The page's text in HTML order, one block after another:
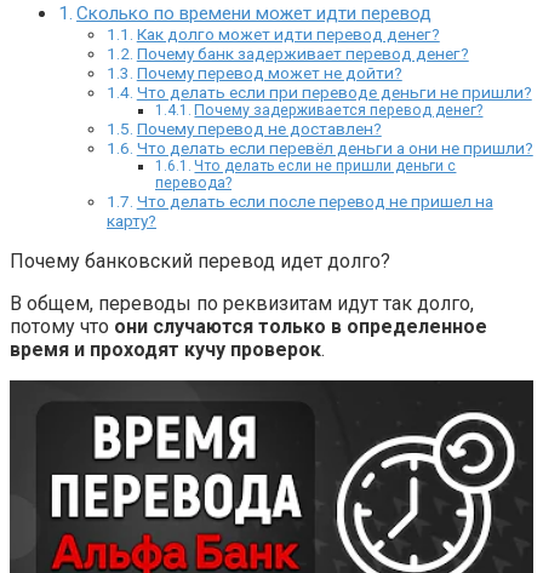
Сколько по времени может идти перевод
Как долго может идти перевод денег?
Почему банк задерживает перевод денег?
Почему перевод может не дойти?
Что делать если при переводе деньги не пришли?
Почему задерживается перевод денег?
Почему перевод не доставлен?
Что делать если перевёл деньги а они не пришли?
Что делать если не пришли деньги с
перевода?
Что делать если после перевод не пришел на
карту?
Почему банковский перевод идет долго?
В общем, переводы по реквизитам идут так долго,
потому что они случаются только в определенное
время и проходят кучу проверок.